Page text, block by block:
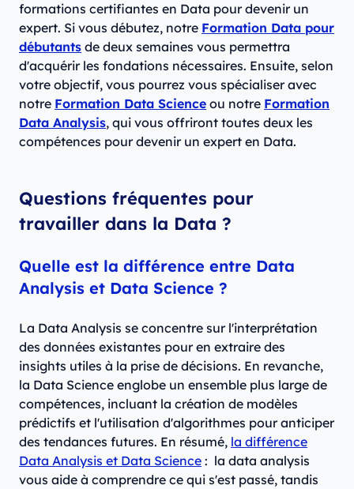
formations certifiantes en Data pour devenir un
expert. Si vous débutez, notre Formation Data pour
débutants de deux semaines vous permettra
d'acquérir les fondations nécessaires. Ensuite, selon
votre objectif, vous pourrez vous spécialiser avec
notre Formation Data Science ou notre Formation
Data Analysis, qui vous offriront toutes deux les
compétences pour devenir un expert en Data.
Questions fréquentes pour
travailler dans la Data ?
Quelle est la différence entre Data
Analysis et Data Science ?
La Data Analysis se concentre sur l'interprétation
des données existantes pour en extraire des
insights utiles à la prise de décisions. En revanche,
la Data Science englobe un ensemble plus large de
compétences, incluant la création de modèles
prédictifs et l'utilisation d'algorithmes pour anticiper
des tendances futures. En résumé, la différence
Data Analysis et Data Science : la data analysis
vous aide à comprendre ce qui s'est passé, tandis